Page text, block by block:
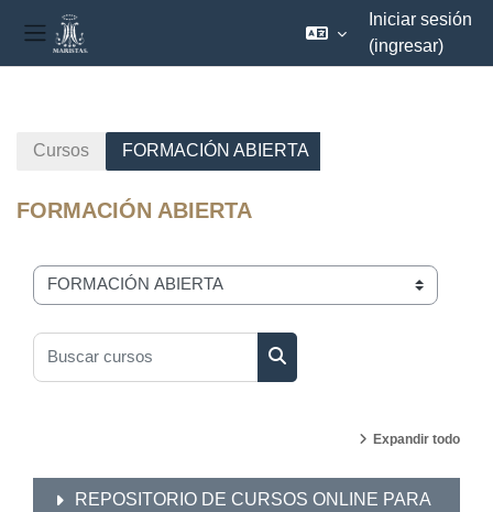
Pánel lateral
Iniciar sesión
(ingresar)
Cursos FORMACIÓN ABIERTA
FORMACIÓN ABIERTA
Categorías
Buscar cursos
Buscar cursos
Expandir todo
REPOSITORIO DE CURSOS ONLINE PARA